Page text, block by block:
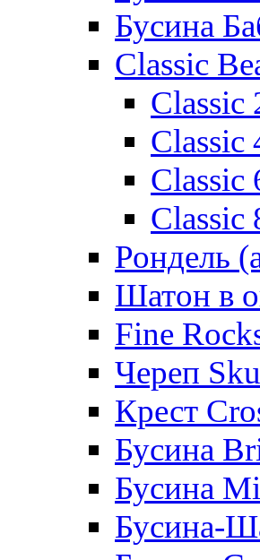
Бусина
Classic
Classic
Classic
Classic
Classic
Рондель
Шатон в
Fine
Череп
Крест
Бусина
Бусина
Бусина-